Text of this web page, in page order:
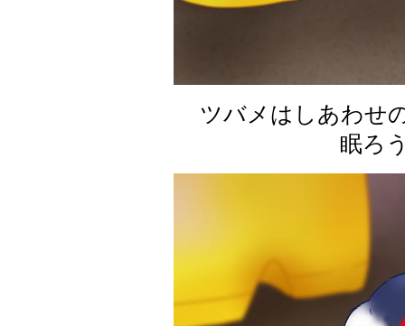
ツバメはしあわせ
眠ろ